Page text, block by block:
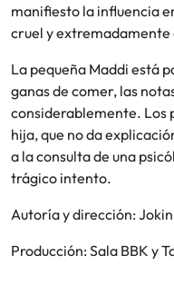
manifiesto la influencia
cruel y extremadamente
La pequeña Maddi está
ganas de comer, las
considerablemente. Los
hija, que no da
a la consulta de una
trágico intento.
Autoría y dirección:
Producción: Sala BBK y